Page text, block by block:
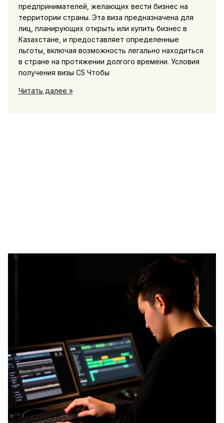
предпринимателей, желающих вести бизнес на
территории страны. Эта виза предназначена для
лиц, планирующих открыть или купить бизнес в
Казахстане, и предоставляет определенные
льготы, включая возможность легально находиться
в стране на протяжении долгого времени. Условия
получения визы С5 Чтобы
Виза
Читать далее »